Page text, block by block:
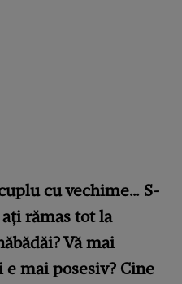
cu vechime… S-
rămas tot la
Vă mai
mai posesiv? Cine